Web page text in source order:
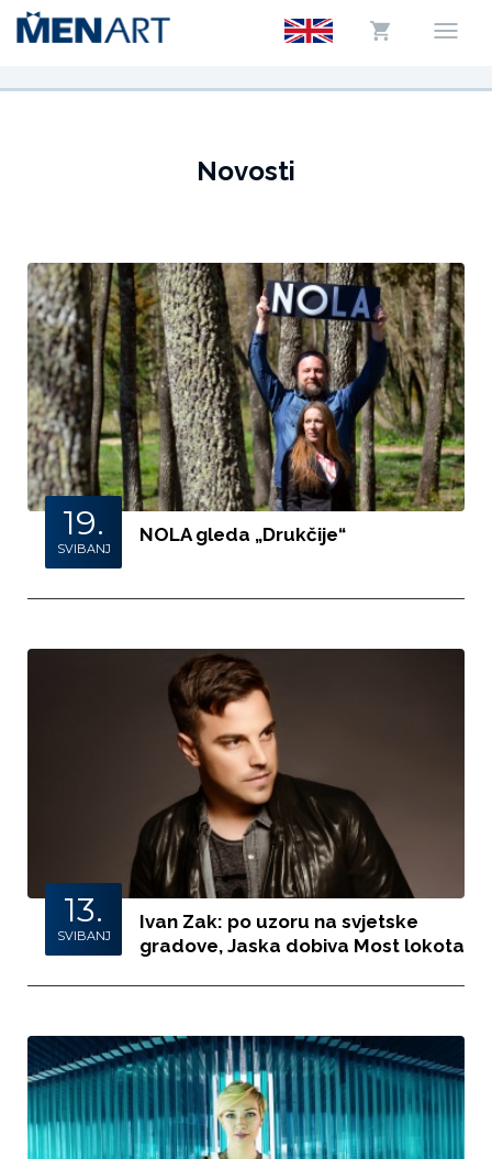
Novosti
19.
SVIBANJ
NOLA gleda „Drukčije“
13.
SVIBANJ
Ivan Zak: po uzoru na svjetske
gradove, Jaska dobiva Most lokota